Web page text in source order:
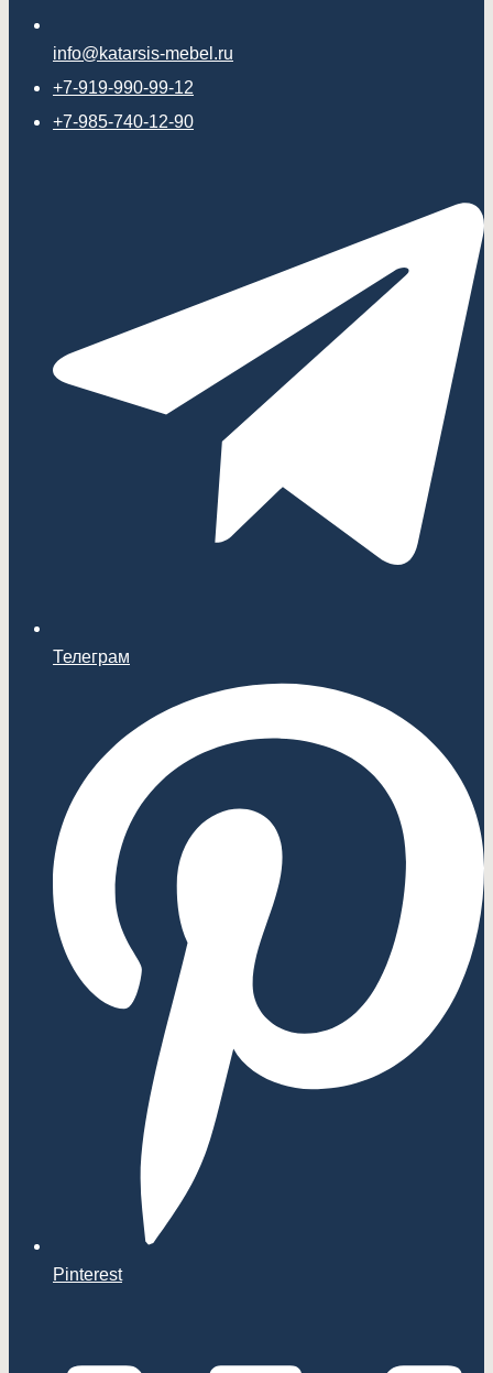
info@katarsis-mebel.ru
+7-919-990-99-12
+7-985-740-12-90
Телеграм
Pinterest